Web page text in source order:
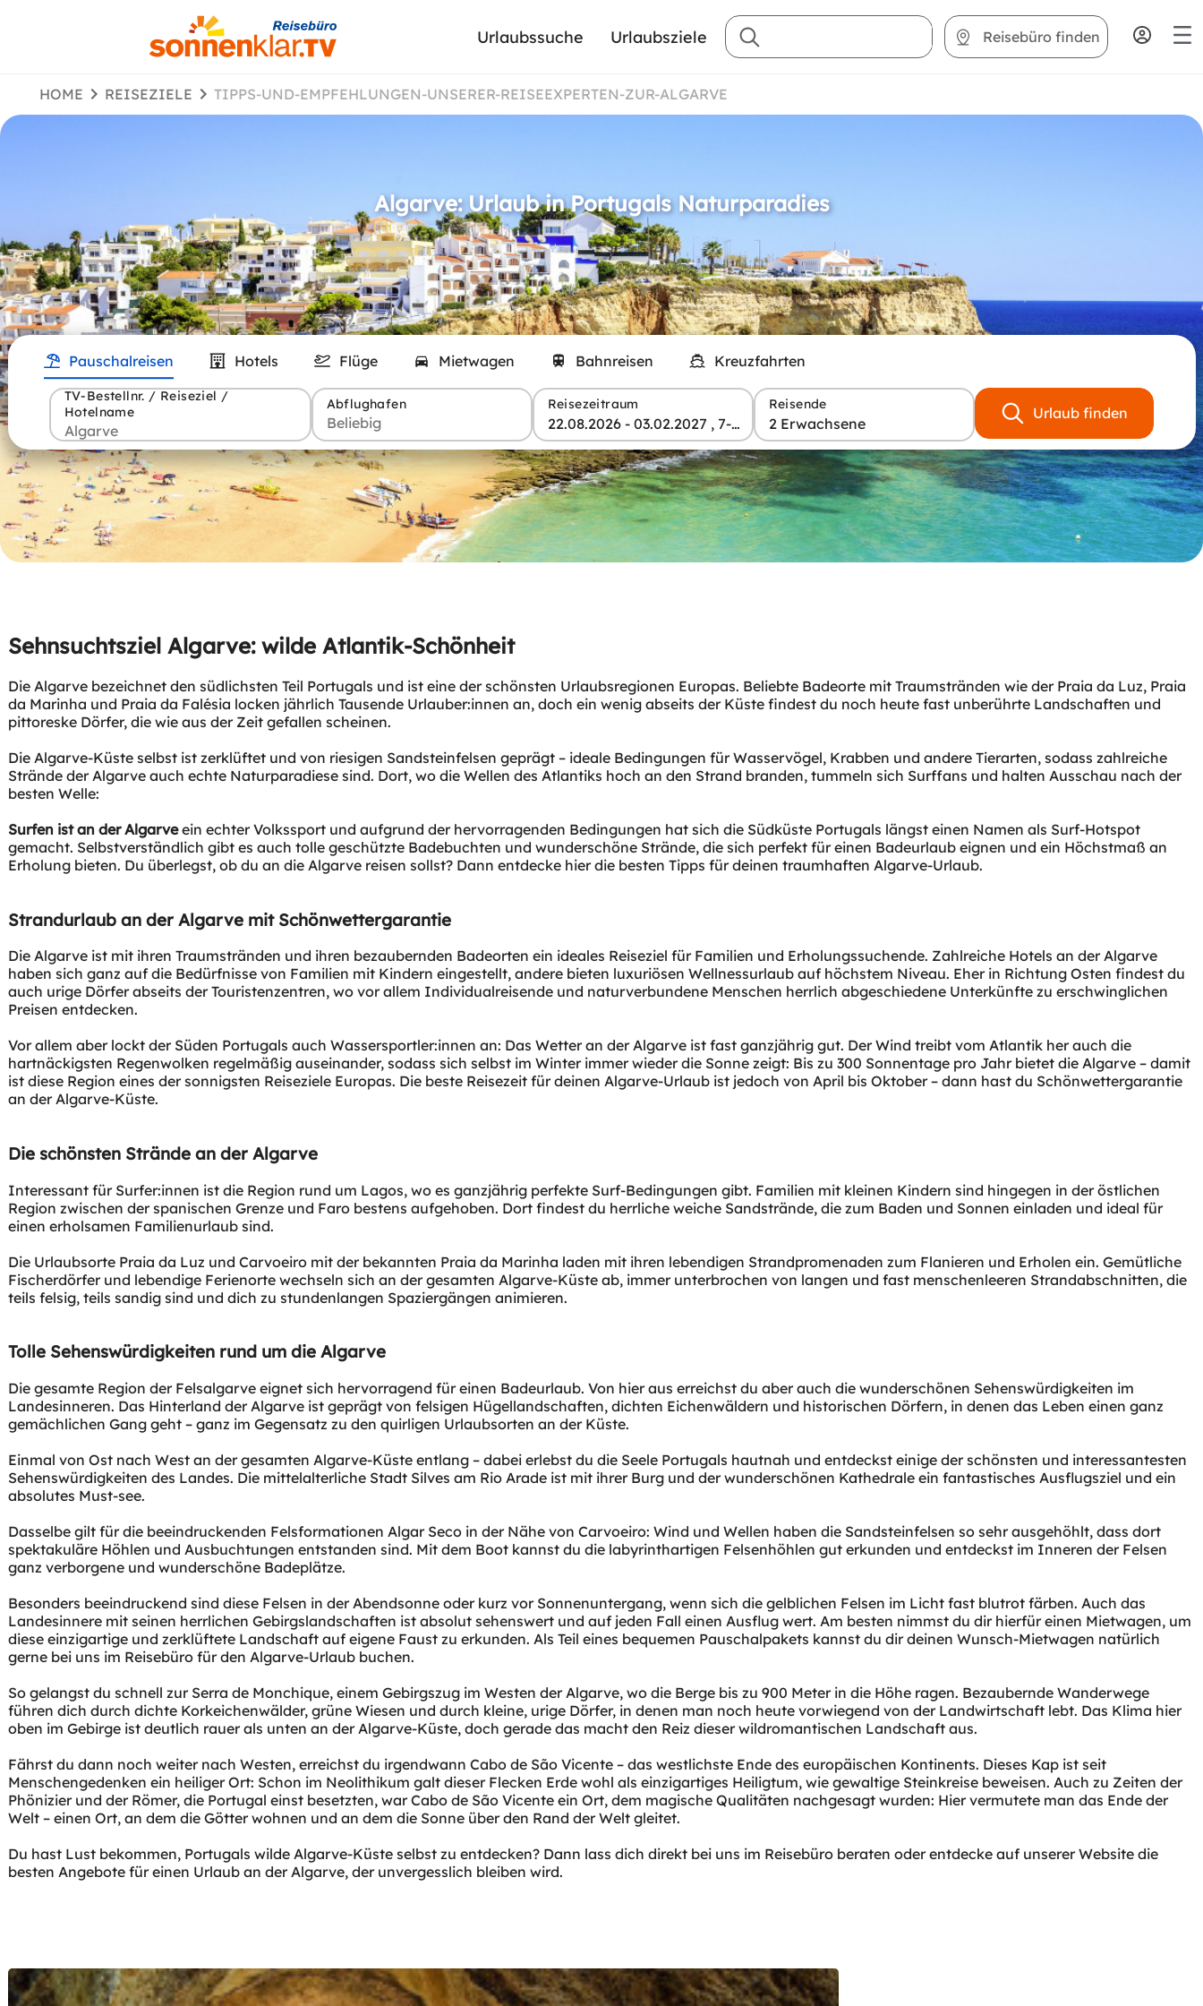
Urlaubssuche Urlaubsziele Reisebüro finden
HOME REISEZIELE TIPPS-UND-EMPFEHLUNGEN-UNSERER-REISEEXPERTEN-ZUR-ALGARVE
Algarve: Urlaub in Portugals Naturparadies
Pauschalreisen Hotels Flüge Mietwagen Bahnreisen Kreuzfahrten
TV-Bestellnr. / Reiseziel /
Hotelname
Abflughafen Reisezeitraum
22.08.2026 - 03.02.2027 , 7-28 Tage
Reisende
2 Erwachsene
Urlaub finden
Sehnsuchtsziel Algarve: wilde Atlantik-Schönheit
Die Algarve bezeichnet den südlichsten Teil Portugals und ist eine der schönsten Urlaubsregionen Europas. Beliebte Badeorte mit Traumstränden wie der Praia da Luz, Praia
da Marinha und Praia da Falésia locken jährlich Tausende Urlauber:innen an, doch ein wenig abseits der Küste findest du noch heute fast unberührte Landschaften und
pittoreske Dörfer, die wie aus der Zeit gefallen scheinen.
Die Algarve-Küste selbst ist zerklüftet und von riesigen Sandsteinfelsen geprägt – ideale Bedingungen für Wasservögel, Krabben und andere Tierarten, sodass zahlreiche
Strände der Algarve auch echte Naturparadiese sind. Dort, wo die Wellen des Atlantiks hoch an den Strand branden, tummeln sich Surffans und halten Ausschau nach der
besten Welle:
Surfen ist an der Algarveein echter Volkssport und aufgrund der hervorragenden Bedingungen hat sich die Südküste Portugals längst einen Namen als Surf-Hotspot
gemacht. Selbstverständlich gibt es auch tolle geschützte Badebuchten und wunderschöne Strände, die sich perfekt für einen Badeurlaub eignen und ein Höchstmaß an
Erholung bieten. Du überlegst, ob du an die Algarve reisen sollst? Dann entdecke hier die besten Tipps für deinen traumhaften Algarve-Urlaub.
Strandurlaub an der Algarve mit Schönwettergarantie
Die Algarve ist mit ihren Traumstränden und ihren bezaubernden Badeorten ein ideales Reiseziel für Familien und Erholungssuchende. Zahlreiche Hotels an der Algarve
haben sich ganz auf die Bedürfnisse von Familien mit Kindern eingestellt, andere bieten luxuriösen Wellnessurlaub auf höchstem Niveau. Eher in Richtung Osten findest du
auch urige Dörfer abseits der Touristenzentren, wo vor allem Individualreisende und naturverbundene Menschen herrlich abgeschiedene Unterkünfte zu erschwinglichen
Preisen entdecken.
Vor allem aber lockt der Süden Portugals auch Wassersportler:innen an: Das Wetter an der Algarve ist fast ganzjährig gut. Der Wind treibt vom Atlantik her auch die
hartnäckigsten Regenwolken regelmäßig auseinander, sodass sich selbst im Winter immer wieder die Sonne zeigt: Bis zu 300 Sonnentage pro Jahr bietet die Algarve – damit
ist diese Region eines der sonnigsten Reiseziele Europas. Die beste Reisezeit für deinen Algarve-Urlaub ist jedoch von April bis Oktober – dann hast du Schönwettergarantie
an der Algarve-Küste.
Die schönsten Strände an der Algarve
Interessant für Surfer:innen ist die Region rund um Lagos, wo es ganzjährig perfekte Surf-Bedingungen gibt. Familien mit kleinen Kindern sind hingegen in der östlichen
Region zwischen der spanischen Grenze und Faro bestens aufgehoben. Dort findest du herrliche weiche Sandstrände, die zum Baden und Sonnen einladen und ideal für
einen erholsamen Familienurlaub sind.
Die Urlaubsorte Praia da Luz und Carvoeiro mit der bekannten Praia da Marinha laden mit ihren lebendigen Strandpromenaden zum Flanieren und Erholen ein. Gemütliche
Fischerdörfer und lebendige Ferienorte wechseln sich an der gesamten Algarve-Küste ab, immer unterbrochen von langen und fast menschenleeren Strandabschnitten, die
teils felsig, teils sandig sind und dich zu stundenlangen Spaziergängen animieren.
Tolle Sehenswürdigkeiten rund um die Algarve
Die gesamte Region der Felsalgarve eignet sich hervorragend für einen Badeurlaub. Von hier aus erreichst du aber auch die wunderschönen Sehenswürdigkeiten im
Landesinneren. Das Hinterland der Algarve ist geprägt von felsigen Hügellandschaften, dichten Eichenwäldern und historischen Dörfern, in denen das Leben einen ganz
gemächlichen Gang geht – ganz im Gegensatz zu den quirligen Urlaubsorten an der Küste.
Einmal von Ost nach West an der gesamten Algarve-Küste entlang – dabei erlebst du die Seele Portugals hautnah und entdeckst einige der schönsten und interessantesten
Sehenswürdigkeiten des Landes. Die mittelalterliche Stadt Silves am Rio Arade ist mit ihrer Burg und der wunderschönen Kathedrale ein fantastisches Ausflugsziel und ein
absolutes Must-see.
Dasselbe gilt für die beeindruckenden Felsformationen Algar Seco in der Nähe von Carvoeiro: Wind und Wellen haben die Sandsteinfelsen so sehr ausgehöhlt, dass dort
spektakuläre Höhlen und Ausbuchtungen entstanden sind. Mit dem Boot kannst du die labyrinthartigen Felsenhöhlen gut erkunden und entdeckst im Inneren der Felsen
ganz verborgene und wunderschöne Badeplätze.
Besonders beeindruckend sind diese Felsen in der Abendsonne oder kurz vor Sonnenuntergang, wenn sich die gelblichen Felsen im Licht fast blutrot färben. Auch das
Landesinnere mit seinen herrlichen Gebirgslandschaften ist absolut sehenswert und auf jeden Fall einen Ausflug wert. Am besten nimmst du dir hierfür einen Mietwagen, um
diese einzigartige und zerklüftete Landschaft auf eigene Faust zu erkunden. Als Teil eines bequemen Pauschalpakets kannst du dir deinen Wunsch-Mietwagen natürlich
gerne bei uns im Reisebüro für den Algarve-Urlaub buchen.
So gelangst du schnell zur Serra de Monchique, einem Gebirgszug im Westen der Algarve, wo die Berge bis zu 900 Meter in die Höhe ragen. Bezaubernde Wanderwege
führen dich durch dichte Korkeichenwälder, grüne Wiesen und durch kleine, urige Dörfer, in denen man noch heute vorwiegend von der Landwirtschaft lebt. Das Klima hier
oben im Gebirge ist deutlich rauer als unten an der Algarve-Küste, doch gerade das macht den Reiz dieser wildromantischen Landschaft aus.
Fährst du dann noch weiter nach Westen, erreichst du irgendwann Cabo de São Vicente – das westlichste Ende des europäischen Kontinents. Dieses Kap ist seit
Menschengedenken ein heiliger Ort: Schon im Neolithikum galt dieser Flecken Erde wohl als einzigartiges Heiligtum, wie gewaltige Steinkreise beweisen. Auch zu Zeiten der
Phönizier und der Römer, die Portugal einst besetzten, war Cabo de São Vicente ein Ort, dem magische Qualitäten nachgesagt wurden: Hier vermutete man das Ende der
Welt – einen Ort, an dem die Götter wohnen und an dem die Sonne über den Rand der Welt gleitet.
Du hast Lust bekommen, Portugals wilde Algarve-Küste selbst zu entdecken? Dann lass dich direkt bei uns im Reisebüro beraten oder entdecke auf unserer Website die
besten Angebote für einen Urlaub an der Algarve, der unvergesslich bleiben wird.